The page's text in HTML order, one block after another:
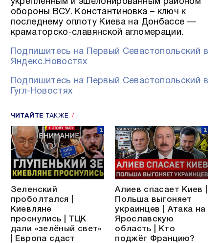
обороны ВСУ. Константиновка – ключ к
последнему оплоту Киева на Донбассе —
краматорско-славянской агломерации.
Подпишитесь на Первый Севастопольский в
Яндекс.Новостях
Подпишитесь на Первый Севастопольский в
Гугл-Новостях
ЧИТАЙТЕ ТАКЖЕ
Зеленский
проболтался |
Киевляне
проснулись | ТЦК
дали «зелёный свет»
| Европа сдаст
Алиев спасает Киев |
Польша выгоняет
украинцев | Атака на
Ярославскую
область | Кто
поджёг Францию?